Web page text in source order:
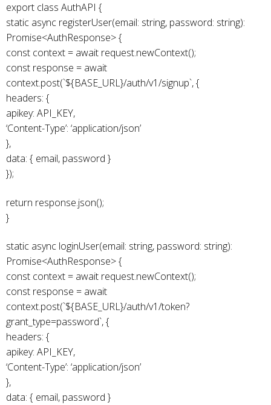
export class AuthAPI {
static async registerUser(email: string, password: string):
Promise<AuthResponse> {
const context = await request.newContext();
const response = await
context.post(`${BASE_URL}/auth/v1/signup`, {
headers: {
apikey: API_KEY,
‘Content-Type’: ‘application/json’
},
data: { email, password }
});
return response.json();
}
static async loginUser(email: string, password: string):
Promise<AuthResponse> {
const context = await request.newContext();
const response = await
context.post(`${BASE_URL}/auth/v1/token?
grant_type=password`, {
headers: {
apikey: API_KEY,
‘Content-Type’: ‘application/json’
},
data: { email, password }